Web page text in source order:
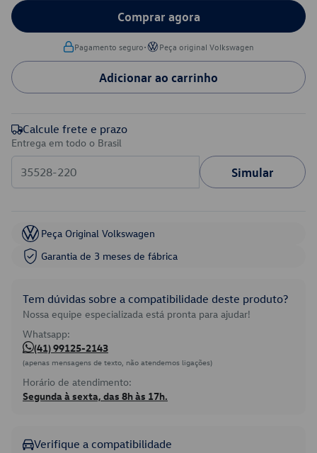
Comprar agora
Pagamento seguro• Peça original Volkswagen
Adicionar ao carrinho
Calcule frete e prazo
Entrega em todo o Brasil
Simular
Peça Original Volkswagen
Garantia de 3 meses de fábrica
Tem dúvidas sobre a compatibilidade deste produto?
Nossa equipe especializada está pronta para ajudar!
Whatsapp:
(41) 99125-2143
(apenas mensagens de texto, não atendemos ligações)
Horário de atendimento:
Segunda à sexta, das 8h às 17h.
Verifique a compatibilidade